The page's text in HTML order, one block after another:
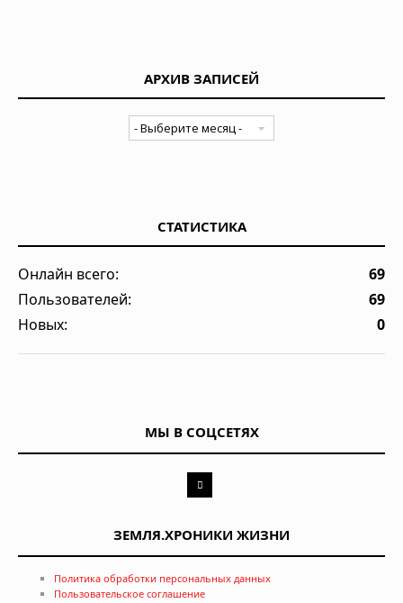
АРХИВ ЗАПИСЕЙ
СТАТИСТИКА
Онлайн всего:
69
Пользователей:
69
Новых:
0
МЫ В СОЦСЕТЯХ
ЗЕМЛЯ.ХРОНИКИ ЖИЗНИ
Политика обработки персональных данных
Пользовательское соглашение